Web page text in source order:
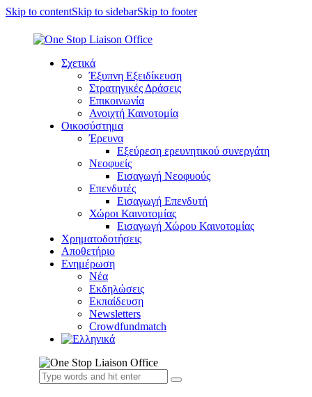
Skip to contentSkip to sidebarSkip to footer
Σχετικά
Έξυπνη Εξειδίκευση
Στρατηγικές Δράσεις
Επικοινωνία
Ανοιχτή Καινοτομία
Οικοσύστημα
Έρευνα
Εξεύρεση ερευνητικού συνεργάτη
Νεοφυείς
Εισαγωγή Νεοφυούς
Επενδυτές
Εισαγωγή Επενδυτή
Χώροι Καινοτομίας
Εισαγωγή Χώρου Καινοτομίας
Χρηματοδοτήσεις
Αποθετήριο
Ενημέρωση
Νέα
Εκδηλώσεις
Εκπαίδευση
Newsletters
Crowdfundmatch